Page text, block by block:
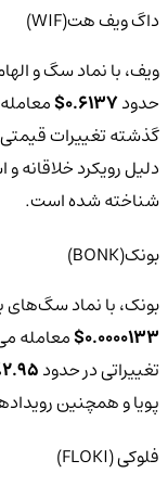
داگ ویف هت(WIF)
ویف، با نماد سگ و
حدود0.6137$
گذشته تغییرات
دلیل رویکرد خلاقانه
شناخته شده است.
بونک(BONK)
بونک، با نماد سگ‌های
0.0000133$
تغییراتی در حدود2.95%-
پویا و همچنین
فلوکی (FLOKI)